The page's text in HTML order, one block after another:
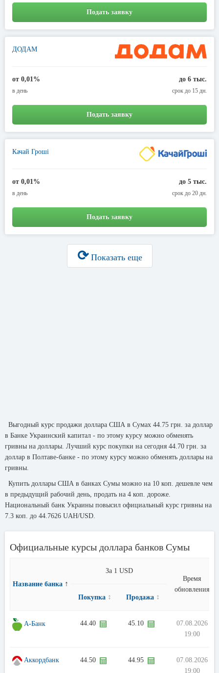
Подать заявку
ДОДАМ
от 0,01%
в день
до 6 тыс.
срок до 15 дн.
Подать заявку
Качай Гроші
от 0,01%
в день
до 5 тыс.
срок до 20 дн.
Подать заявку
⟳Показать еще
Выгодный курс продажи доллара США в Сумах 44.75 грн. за доллар
в Банке Украинский капитал - по этому курсу можно обменять
гривны на доллары. Лучший курс покупки на сегодня 44.70 грн. за
доллар в Полтаве-банке - по этому курсу можно обменять доллары на
гривны.
Купить доллары США в банках Сумы можно на 10 коп. дешевле чем
в предыдущий рабочий день, продать на 4 коп. дороже.
Национальный банк Украины повысил официальный курс гривны на
7.3 коп. до 44.7626 UAH/USD.
Официальные курсы доллара банков Сумы
Название банка ↑
За 1 USD
Время
обновления
Покупка ↕ Продажа ↕
А-Банк 44.40 45.10
07.08.2026
19:00
Аккордбанк 44.50 44.95
07.08.2026
19:00